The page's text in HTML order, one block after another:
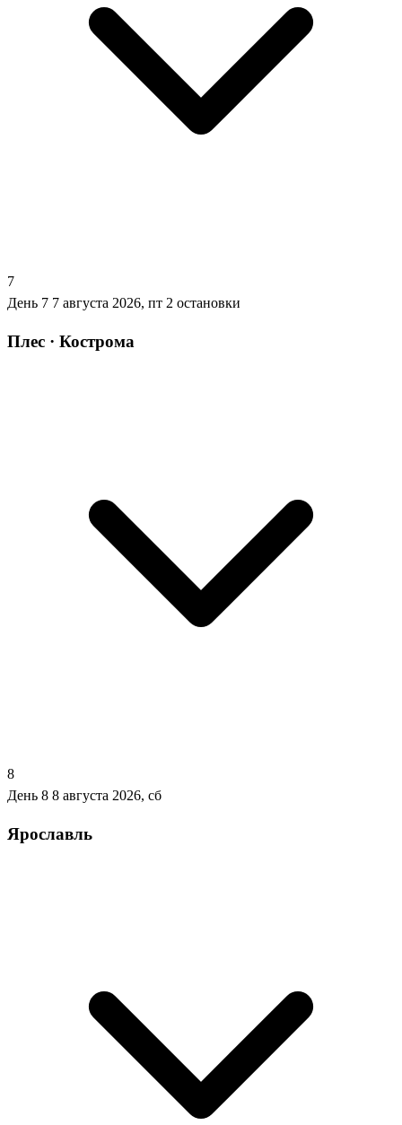
7
День 7 7 августа 2026, пт 2 остановки
Плес · Кострома
8
День 8 8 августа 2026, сб
Ярославль